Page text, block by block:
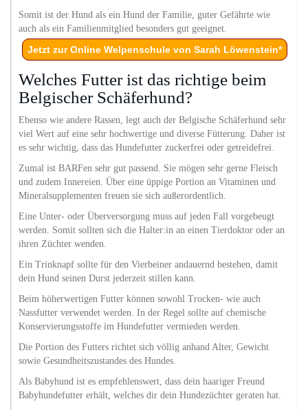
Somit ist der Hund als ein Hund der Familie, guter Gefährte wie
auch als ein Familienmitglied besonders gut geeignet.
Jetzt zur Online Welpenschule von Sarah Löwenstein*
Welches Futter ist das richtige beim
Belgischer Schäferhund?
Ebenso wie andere Rassen, legt auch der Belgische Schäferhund sehr
viel Wert auf eine sehr hochwertige und diverse Fütterung. Daher ist
es sehr wichtig, dass das Hundefutter zuckerfrei oder getreidefrei.
Zumal ist BARFen sehr gut passend. Sie mögen sehr gerne Fleisch
und zudem Innereien. Über eine üppige Portion an Vitaminen und
Mineralsupplementen freuen sie sich außerordentlich.
Eine Unter- oder Überversorgung muss auf jeden Fall vorgebeugt
werden. Somit sollten sich die Halter:in an einen Tierdoktor oder an
ihren Züchter wenden.
Ein Trinknapf sollte für den Vierbeiner andauernd bestehen, damit
dein Hund seinen Durst jederzeit stillen kann.
Beim höherwertigen Futter können sowohl Trocken- wie auch
Nassfutter verwendet werden. In der Regel sollte auf chemische
Konservierungsstoffe im Hundefutter vermieden werden.
Die Portion des Futters richtet sich völlig anhand Alter, Gewicht
sowie Gesundheitszustandes des Hundes.
Als Babyhund ist es empfehlenswert, dass dein haariger Freund
Babyhundefutter erhält, welches dir dein Hundezüchter geraten hat.